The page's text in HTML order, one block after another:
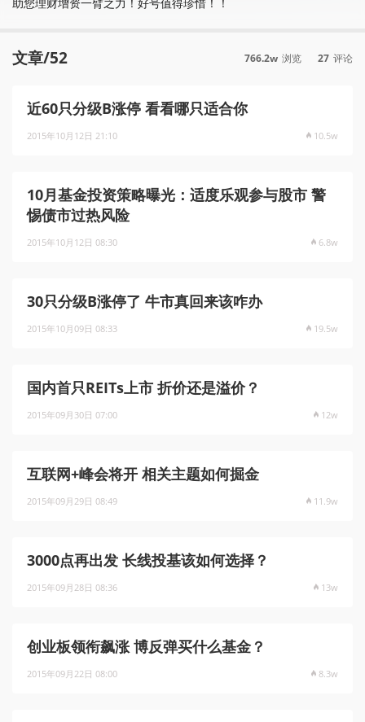
文章/52 766.2w 浏览 27 评论
近60只分级B涨停 看看哪只适合你
2015年10月12日 21:10 10.5w
10月基金投资策略曝光：适度乐观参与股市 警
惕债市过热风险
2015年10月12日 08:30 6.8w
30只分级B涨停了 牛市真回来该咋办
2015年10月09日 08:33 19.5w
国内首只REITs上市 折价还是溢价？
2015年09月30日 07:00 12w
互联网+峰会将开 相关主题如何掘金
2015年09月29日 08:49 11.9w
3000点再出发 长线投基该如何选择？
2015年09月28日 08:36 13w
创业板领衔飙涨 博反弹买什么基金？
2015年09月22日 08:00 8.3w